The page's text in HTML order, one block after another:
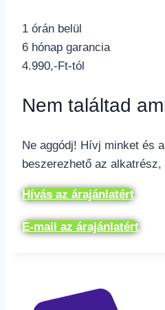
1 órán belül
6 hónap garancia
4.990,-Ft-tól
Nem találtad
Ne aggódj! Hívj minket és
beszerezhető az
Hívás az árajánlatért
E-mail az árajánlatért